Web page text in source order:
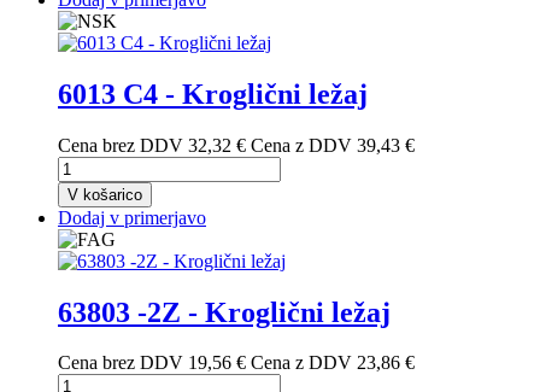
6013 C4 - Kroglični ležaj
Cena brez DDV 32,32 € Cena z DDV 39,43 €
V košarico
Dodaj v primerjavo
63803 -2Z - Kroglični ležaj
Cena brez DDV 19,56 € Cena z DDV 23,86 €